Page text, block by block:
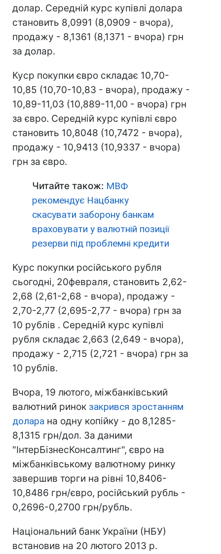
долар. Середній курс купівлі долара
становить 8,0991 (8,0909 - вчора),
продажу - 8,1361 (8,1371 - вчора) грн
за долар.
Куср покупки євро складає 10,70-
10,85 (10,70-10,83 - вчора), продажу -
10,89-11,03 (10,889-11,00 - вчора) грн
за євро. Середній курс купівлі євро
становить 10,8048 (10,7472 - вчора),
продажу - 10,9413 (10,9337 - вчора)
грн за євро.
Читайте також: МВФ
рекомендує Нацбанку
скасувати заборону банкам
враховувати у валютній позиції
резерви під проблемні кредити
Курс покупки російського рубля
сьогодні, 20февраля, становить 2,62-
2,68 (2,61-2,68 - вчора), продажу -
2,70-2,77 (2,695-2,77 - вчора) грн за
10 рублів . Середній курс купівлі
рубля складає 2,663 (2,649 - вчора),
продажу - 2,715 (2,721 - вчора) грн за
10 рублів.
Вчора, 19 лютого, міжбанківський
валютний ринок закрився зростанням
долара на одну копійку - до 8,1285-
8,1315 грн/дол. За даними
"ІнтерБізнесКонсалтинг", євро на
міжбанківському валютному ринку
завершив торги на рівні 10,8406-
10,8486 грн/євро, російський рубль -
0,2696-0,2700 грн/рубль.
Національний банк України (НБУ)
встановив на 20 лютого 2013 р.